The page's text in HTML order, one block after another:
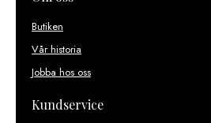
Butiken
Vår historia
Jobba hos oss
Kundservice